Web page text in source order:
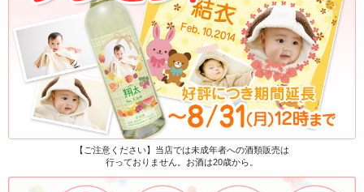
【ご注意ください】当店では未成年者への酒類販売は
行っておりません。お酒は20歳から。